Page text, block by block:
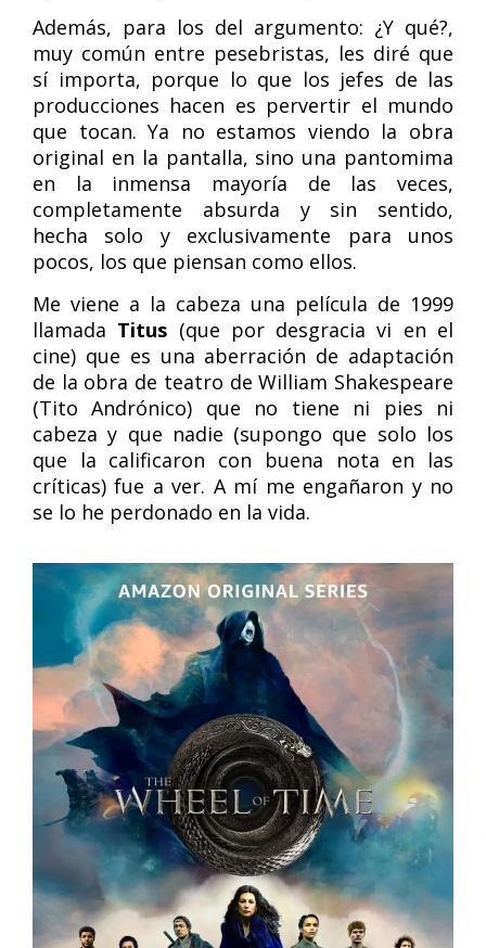
Además, para los del argumento: ¿Y qué?,
muy común entre pesebristas, les diré que
sí importa, porque lo que los jefes de las
producciones hacen es pervertir el mundo
que tocan. Ya no estamos viendo la obra
original en la pantalla, sino una pantomima
en la inmensa mayoría de las veces,
completamente absurda y sin sentido,
hecha solo y exclusivamente para unos
pocos, los que piensan como ellos.
Me viene a la cabeza una película de 1999
llamada Titus (que por desgracia vi en el
cine) que es una aberración de adaptación
de la obra de teatro de William Shakespeare
(Tito Andrónico) que no tiene ni pies ni
cabeza y que nadie (supongo que solo los
que la calificaron con buena nota en las
críticas) fue a ver. A mí me engañaron y no
se lo he perdonado en la vida.